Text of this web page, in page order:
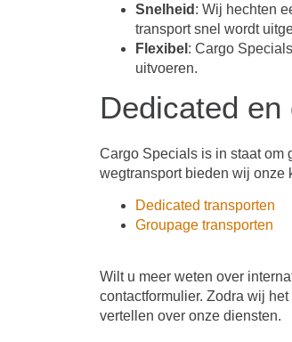
Snelheid : Wij hechten
transport snel wordt
Flexibel : Cargo
uitvoeren.
Dedicated en
Cargo Specials is in staat om
wegtransport bieden wij onze
Dedicated transporten
Groupage transporten
Wilt u meer weten over
contactformulier. Zodra wij
vertellen over onze diensten.